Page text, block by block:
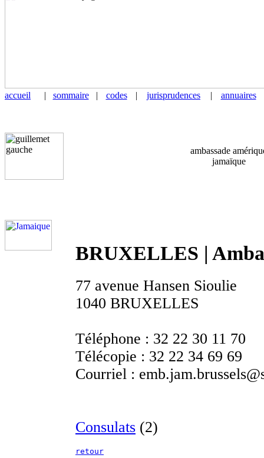
accueil | sommaire | codes | jurisprudences | annuaires
ambassade
jamaïque
BRUXELLES |
77 avenue Hansen Sioulie
1040 BRUXELLES
Téléphone : 32 22 30 11 70
Télécopie : 32 22 34 69 69
Courriel :
Consulats (2)
retour